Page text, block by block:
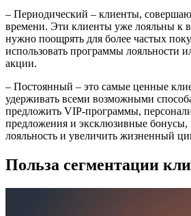
– Периодический – клиенты,
времени. Эти клиенты уже лояльны к
нужно поощрять для более частых
использовать программы лояльности
акции.
– Постоянный – это самые ценные
удерживать всеми возможными
предложить VIP-программы,
предложения и эксклюзивные бонусы,
лояльность и увеличить жизненный
Польза сегментации